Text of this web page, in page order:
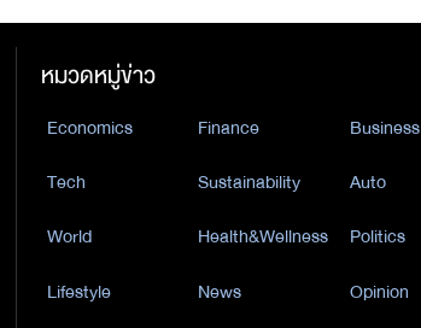
หมวดหมู่ข่าว
Economics Finance
Business
Tech
Sustainability
Auto
World
Health&Wellness
Politics
Lifestyle
News
Opinion